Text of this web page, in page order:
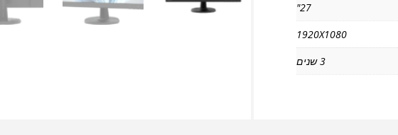
27"
1920X1080
3 שנים